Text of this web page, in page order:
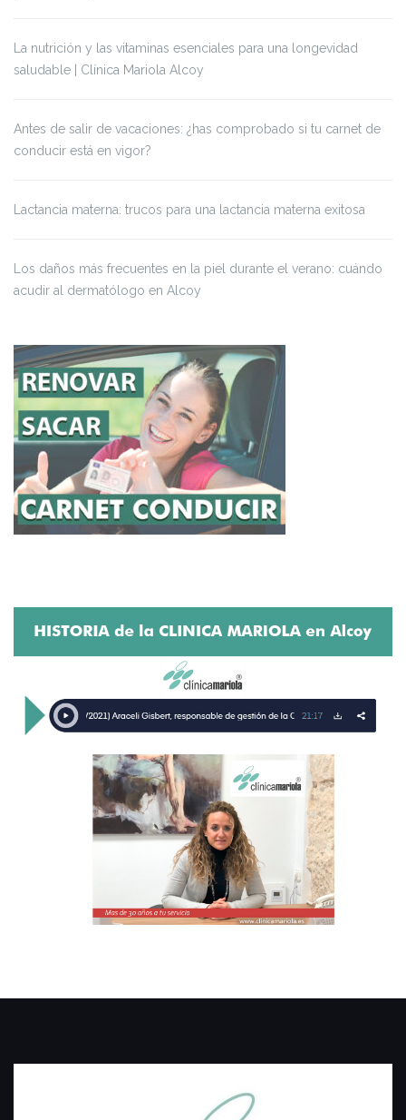
La nutrición y las vitaminas esenciales para una longevidad
saludable | Clínica Mariola Alcoy
Antes de salir de vacaciones: ¿has comprobado si tu carnet de
conducir está en vigor?
Lactancia materna: trucos para una lactancia materna exitosa
Los daños más frecuentes en la piel durante el verano: cuándo
acudir al dermatólogo en Alcoy